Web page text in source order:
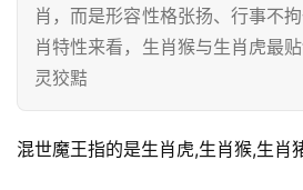
肖，而是形容性格张扬、行事不
肖特性来看，生肖猴与生肖虎最
灵狡黠
混世魔王指的是生肖虎,生肖猴,生肖